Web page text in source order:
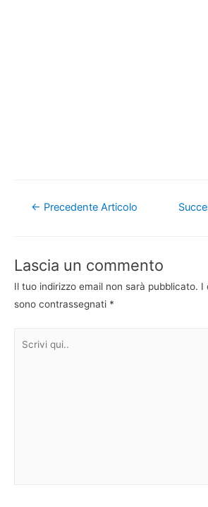
Navigazione
← Precedente Articolo
Lascia un commento
Il tuo indirizzo email non sarà pubblicato. I
sono contrassegnati *